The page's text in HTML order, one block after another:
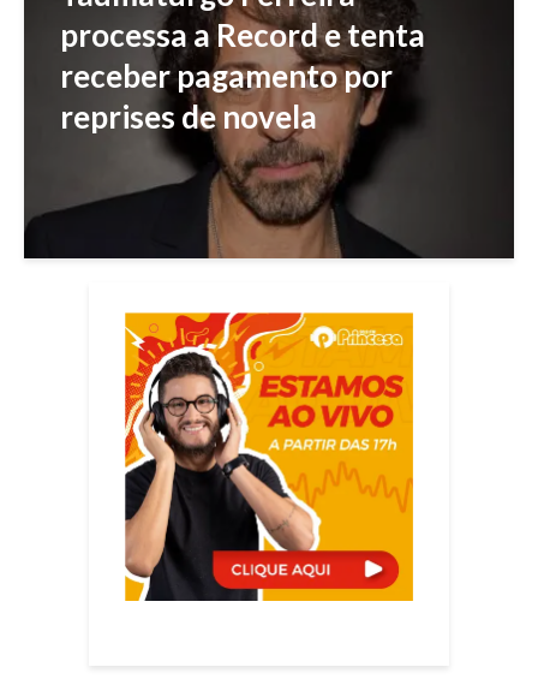
processa a Record e tenta
receber pagamento por
reprises de novela